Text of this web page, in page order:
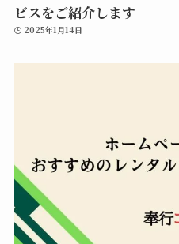
ビスをご紹介します
2025年1月14日